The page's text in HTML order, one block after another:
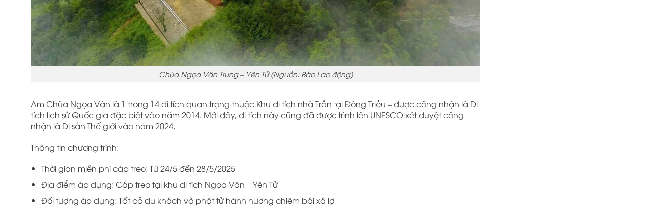
Chùa Ngọa Vân Trung – Yên Tử (Nguồn: Báo Lao động)
Am Chùa Ngọa Vân là 1 trong 14 di tích quan trọng thuộc Khu di tích nhà Trần tại Đông Triều – được công nhận là Di
tích lịch sử Quốc gia đặc biệt vào năm 2014. Mới đây, di tích này cũng đã được trình lên UNESCO xét duyệt công
nhận là Di sản Thế giới vào năm 2024.
Thông tin chương trình:
Thời gian miễn phí cáp treo: Từ 24/5 đến 28/5/2025
Địa điểm áp dụng: Cáp treo tại khu di tích Ngọa Vân – Yên Tử
Đối tượng áp dụng: Tất cả du khách và phật tử hành hương chiêm bái xá lợi